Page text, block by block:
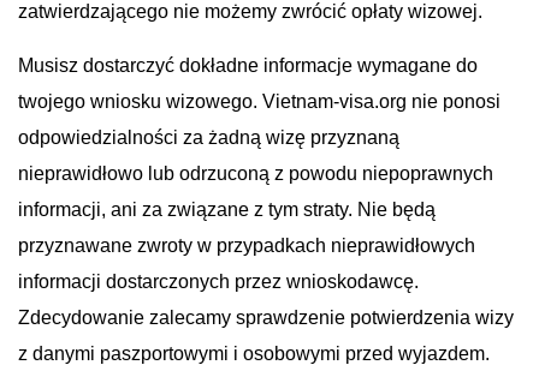
zatwierdzającego nie możemy zwrócić opłaty wizowej.
Musisz dostarczyć dokładne informacje wymagane do
twojego wniosku wizowego. Vietnam-visa.org nie ponosi
odpowiedzialności za żadną wizę przyznaną
nieprawidłowo lub odrzuconą z powodu niepoprawnych
informacji, ani za związane z tym straty. Nie będą
przyznawane zwroty w przypadkach nieprawidłowych
informacji dostarczonych przez wnioskodawcę.
Zdecydowanie zalecamy sprawdzenie potwierdzenia wizy
z danymi paszportowymi i osobowymi przed wyjazdem.